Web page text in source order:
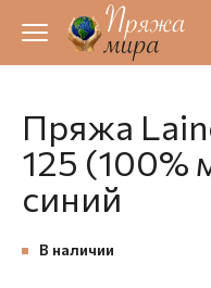
Пряжа
125 (100%
синий
В наличии